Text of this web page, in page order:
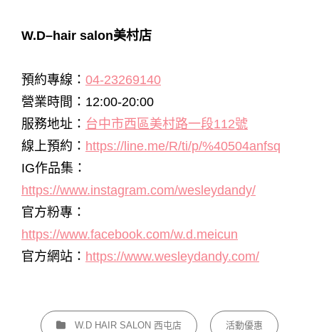
W.D–hair salon美村店
預約專線： 04-23269140
營業時間：12:00-20:00
服務地址： 台中市西區美村路一段112號
線上預約： https://line.me/R/ti/p/%40504anfsq
IG作品集：
https://www.instagram.com/wesleydandy/
官方粉專：
https://www.facebook.com/w.d.meicun
官方網站： https://www.wesleydandy.com/
CATEGORIES
W.D HAIR SALON 西屯店 活動優惠